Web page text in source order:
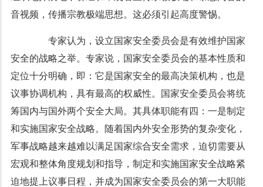
音视频，传播宗教极端思想。这必须引起高度警惕。
专家认为，设立国家安全委员会是有效维护国家
安全的战略之举。专家说，国家安全委员会的基本性质和
定位十分明确，即：它是国家安全的最高决策机构，也是
议事协调机构，具有最高的权威性。国家安全委员会将统
筹国内与国外两个安全大局。其具体职能有四：一是制定
和实施国家安全战略。随着国内外安全形势的复杂变化，
军事战略越来越难以满足国家综合安全需求，迫切需要从
宏观和整体角度规划和指导，制定和实施国家安全战略紧
迫地提上议事日程，并成为国家安全委员会的第一大职能